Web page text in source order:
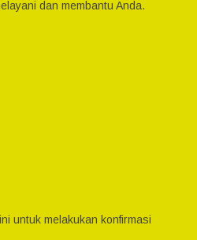
dan membantu Anda.
untuk melakukan konfirmasi